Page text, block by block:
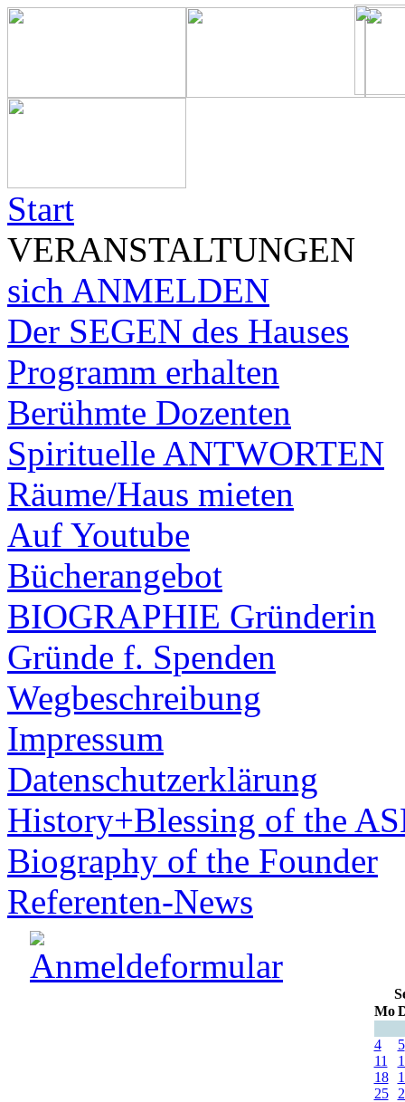
Start
VERANSTALTUNGEN
sich ANMELDEN
Der SEGEN des Hauses
Programm erhalten
Berühmte Dozenten
Spirituelle ANTWORTEN
Räume/Haus mieten
Auf Youtube
Bücherangebot
BIOGRAPHIE Gründerin
Gründe f. Spenden
Wegbeschreibung
Impressum
Datenschutzerklärung
History+Blessing of the
Biography of the Founder
Referenten-News
Mo
4
5
11
18
25